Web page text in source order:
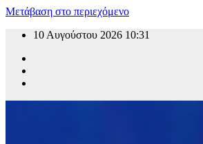
Μετάβαση στο περιεχόμενο
10 Αυγούστου 2026 10:31